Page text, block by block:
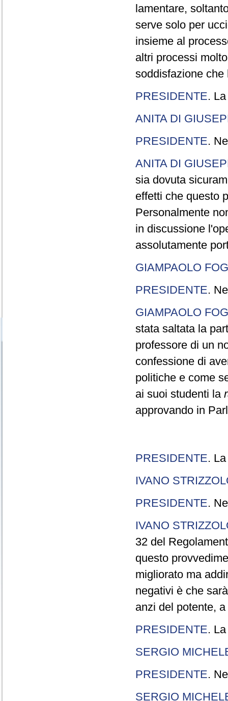
lamentare,
serve solo per
insieme al
altri processi
soddisfazione che
PRESIDENTE.
ANITA DI
PRESIDENTE.
ANITA DI
sia dovuta
effetti che questo
Personalmente
in discussione
assolutamente
GIAMPAOLO
PRESIDENTE.
GIAMPAOLO
stata saltata la
professore di un
confessione di
politiche e come
ai suoi studenti la
approvando in
PRESIDENTE.
IVANO
PRESIDENTE.
IVANO
32 del
questo
migliorato ma
negativi è che
anzi del potente,
PRESIDENTE.
SERGIO
PRESIDENTE.
SERGIO